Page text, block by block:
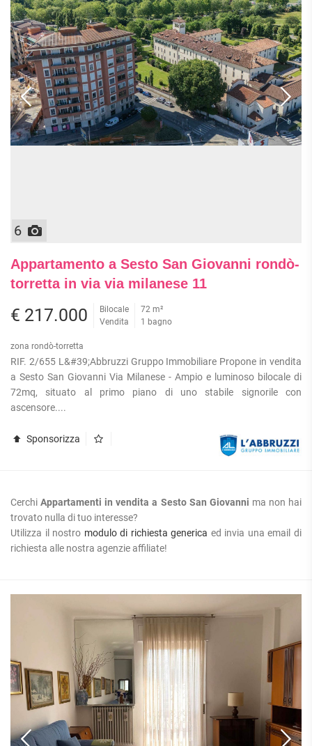
6
Appartamento a Sesto San Giovanni rondò-
torretta in via via milanese 11
€ 217.000
Bilocale
Vendita
72 m²
1 bagno
zona rondò-torretta
RIF. 2/655 L&#39;Abbruzzi Gruppo Immobiliare Propone in vendita
a Sesto San Giovanni Via Milanese - Ampio e luminoso bilocale di
72mq, situato al primo piano di uno stabile signorile con
ascensore....
Sponsorizza
CerchiAppartamenti in vendita a Sesto San Giovanni ma non hai
trovato nulla di tuo interesse?
Utilizza il nostro modulo di richiesta generica ed invia una email di
richiesta alle nostra agenzie affiliate!